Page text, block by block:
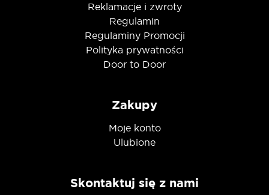
Reklamacje i zwroty
Regulamin
Regulaminy Promocji
Polityka prywatności
Door to Door
Zakupy
Moje konto
Ulubione
Skontaktuj się z nami